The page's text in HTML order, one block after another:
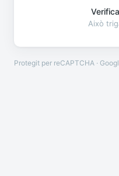
Això
Protegit per reCAPTCHA ·